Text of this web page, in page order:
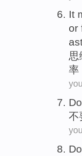
It
or
思
率
不